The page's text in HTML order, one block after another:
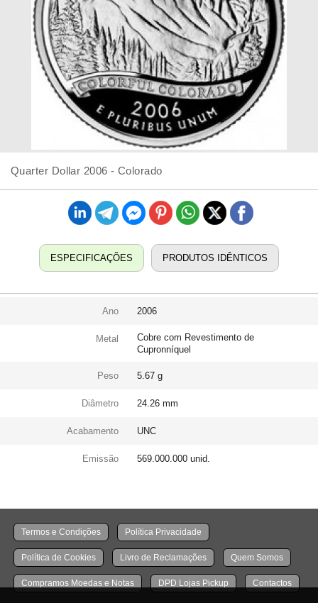
Quarter Dollar 2006 - Colorado
ESPECIFICAÇÕES PRODUTOS IDÊNTICOS
Ano 2006
Metal
Cobre com Revestimento de
Cupronníquel
Peso 5.67 g
Diâmetro 24.26 mm
Acabamento UNC
Emissão 569.000.000 unid.
Termos e Condições Política Privacidade
Política de Cookies Livro de Reclamações Quem Somos
Compramos Moedas e Notas DPD Lojas Pickup Contactos